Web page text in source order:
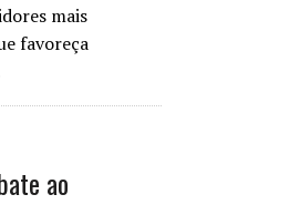
mais
favoreça
ao